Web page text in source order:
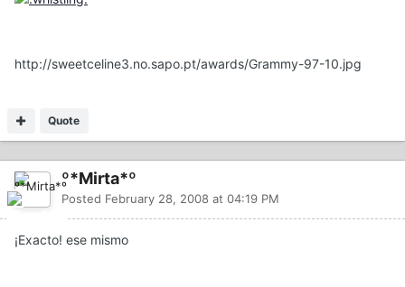
http://sweetceline3.no.sapo.pt/awards/Grammy-97-10.jpg
Quote
º*Mirta*º
Posted February 28, 2008 at 04:19 PM
¡Exacto! ese mismo